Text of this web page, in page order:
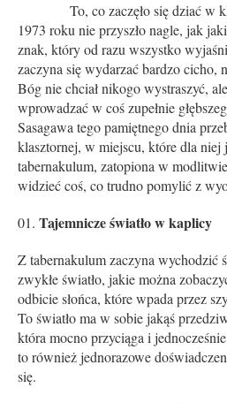
To, co zaczęło się dziać w
1973 roku nie przyszło nagle, jak
znak, który od razu wszystko
zaczyna się wydarzać bardzo cicho,
Bóg nie chciał nikogo wystraszyć,
wprowadzać w coś zupełnie
Sasagawa tego pamiętnego dnia
klasztornej, w miejscu, które dla niej
tabernakulum, zatopiona w
widzieć coś, co trudno pomylić z
Tajemnicze światło w kaplicy
Z tabernakulum zaczyna wychodzić
zwykłe światło, jakie można
odbicie słońca, które wpada przez
To światło ma w sobie jakąś
która mocno przyciąga i
to również jednorazowe
się.